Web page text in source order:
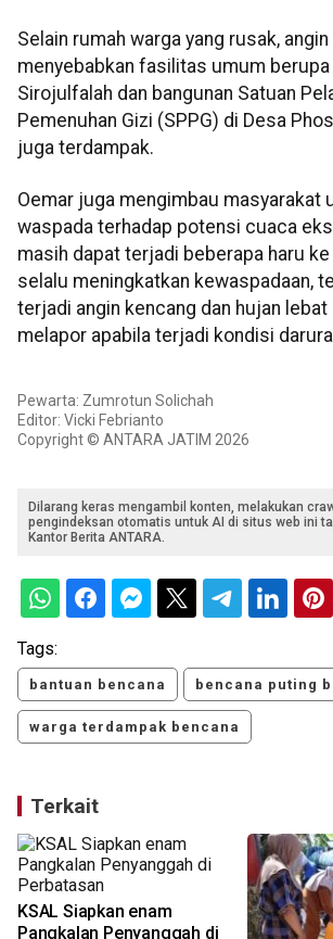
Selain rumah warga yang rusak,
menyebabkan fasilitas umum
Sirojulfalah dan bangunan Satuan
Pemenuhan Gizi (SPPG) di Desa
juga terdampak.
Oemar juga mengimbau masyarakat
waspada terhadap potensi cuaca
masih dapat terjadi beberapa haru ke
selalu meningkatkan kewaspadaan,
terjadi angin kencang dan hujan
melapor apabila terjadi kondisi
Pewarta: Zumrotun Solichah
Editor: Vicki Febrianto
Copyright © ANTARA JATIM 2026
Dilarang keras mengambil konten, melakukan
pengindeksan otomatis untuk AI di situs web ini
Kantor Berita ANTARA.
Tags:
bantuan bencana bencana puting
warga terdampak bencana
Terkait
KSAL Siapkan enam
Pangkalan Penyanggah di